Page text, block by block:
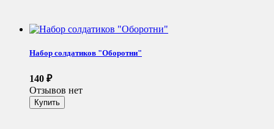
Набор солдатиков "Оборотни"
140 ₽
Отзывов нет